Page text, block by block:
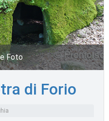
Foto
di Forio